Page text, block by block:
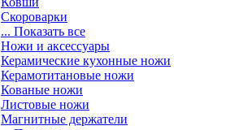
Скороварки
... Показать все
Ножи и аксессуары
Керамические кухонные ножи
Керамотитановые ножи
Кованые ножи
Листовые ножи
Магнитные держатели